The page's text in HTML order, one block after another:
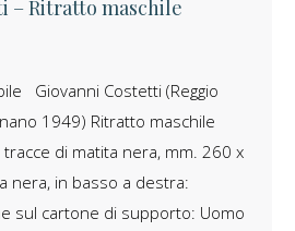
– Ritratto maschile
Giovanni Costetti (Reggio
1949) Ritratto maschile
di matita nera, mm. 260 x
nera, in basso a destra:
sul cartone di supporto: Uomo